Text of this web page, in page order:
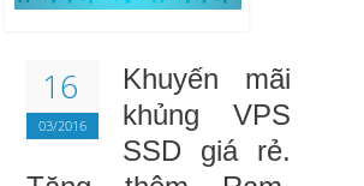
16
03/2016
Khuyến mãi
khủng VPS
SSD giá rẻ.